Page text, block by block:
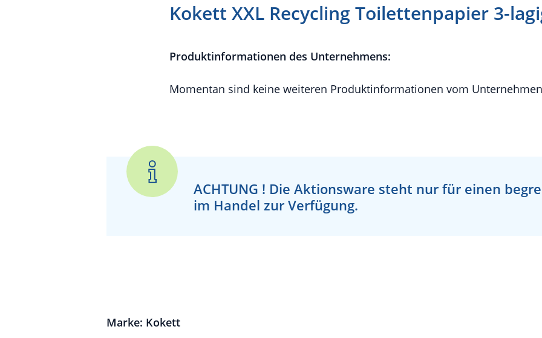
Kokett XXL Recycling Toilettenpapier 3-
Produktinformationen des Unternehmens:
Momentan sind keine weiteren Produktinformationen vom
ACHTUNG ! Die Aktionsware steht nur für einen
im Handel zur Verfügung.
Marke: Kokett